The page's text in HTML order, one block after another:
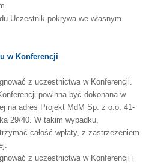
Uczestnik pokrywa we własnym
w Konferencji
z uczestnictwa w Konferencji.
powinna być dokonana w
na adres Projekt MdM Sp. z o.o. 41-
29/40. W takim wypadku,
całość wpłaty, z zastrzeżeniem
z uczestnictwa w Konferencji i